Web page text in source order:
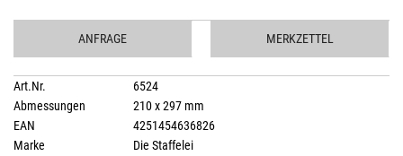
ANFRAGE MERKZETTEL
Art.Nr.
6524
Abmessungen
210 x 297 mm
EAN
4251454636826
Marke
Die Staffelei